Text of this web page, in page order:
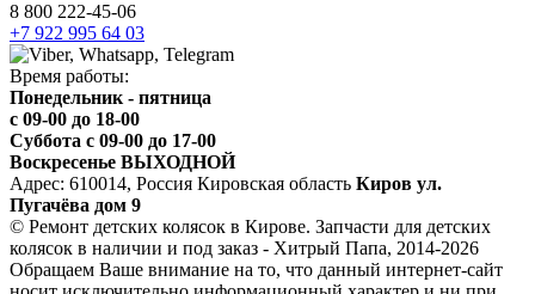
8 800 222-45-06
+7 922 995 64 03
Время работы:
Понедельник - пятница
c 09-00 до 18-00
Суббота с 09-00 до 17-00
Воскресенье ВЫХОДНОЙ
Адрес: 610014, Россия Кировская область Киров ул.
Пугачёва дом 9
© Ремонт детских колясок в Кирове. Запчасти для детских
колясок в наличии и под заказ - Хитрый Папа, 2014-2026
Обращаем Ваше внимание на то, что данный интернет-сайт